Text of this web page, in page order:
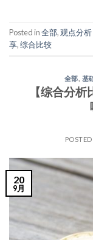
Posted in全部,观点分析
享,综合比较
全部 基
【综合分
20
9月